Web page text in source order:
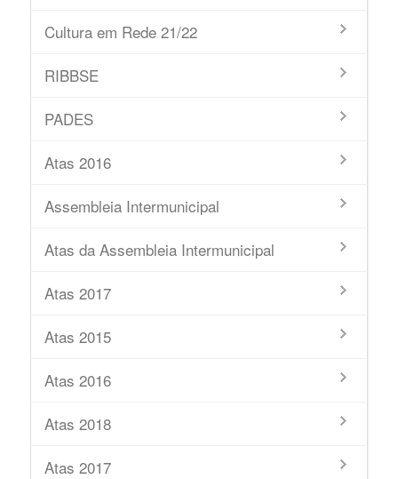
Cultura em Rede 21/22
RIBBSE
PADES
Atas 2016
Assembleia Intermunicipal
Atas da Assembleia Intermunicipal
Atas 2017
Atas 2015
Atas 2016
Atas 2018
Atas 2017